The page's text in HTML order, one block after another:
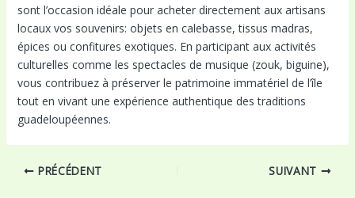
sont l’occasion idéale pour acheter directement aux artisans
locaux vos souvenirs: objets en calebasse, tissus madras,
épices ou confitures exotiques. En participant aux activités
culturelles comme les spectacles de musique (zouk, biguine),
vous contribuez à préserver le patrimoine immatériel de l’île
tout en vivant une expérience authentique des traditions
guadeloupéennes.
NavigationPRÉCÉDENT SUIVANT